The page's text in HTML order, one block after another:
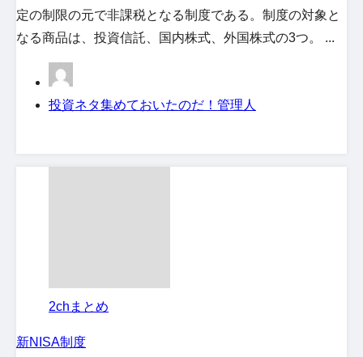
定の制限の元で非課税となる制度である。制度の対象と
なる商品は、投資信託、国内株式、外国株式の3つ。 ...
投資ネタ集めておいたのだ！管理人
2chまとめ
新NISA制度